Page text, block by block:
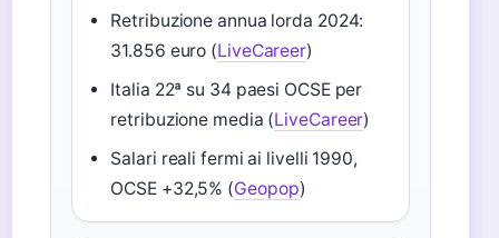
Retribuzione annua lorda 2024:
31.856 euro (LiveCareer)
Italia 22ª su 34 paesi OCSE per
retribuzione media (LiveCareer)
Salari reali fermi ai livelli 1990,
OCSE +32,5% (Geopop)